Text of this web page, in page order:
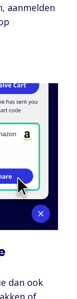
aanmelden
dan ook
of